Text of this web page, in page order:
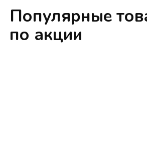
Популярные
по акции